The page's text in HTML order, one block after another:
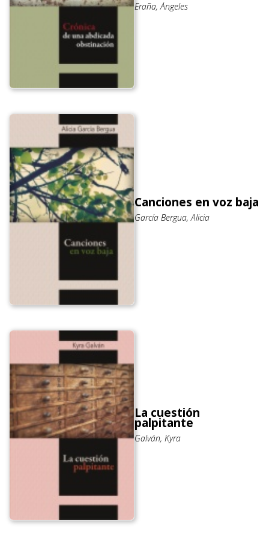
Eraña, Ángeles
Canciones en voz baja
García Bergua, Alicia
La cuestión
palpitante
Galván, Kyra